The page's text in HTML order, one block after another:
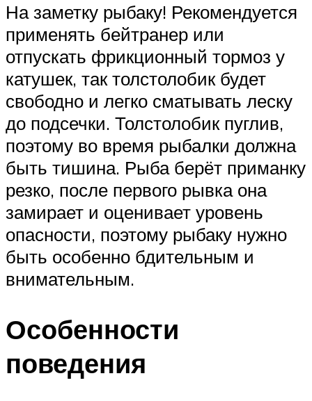
На заметку рыбаку! Рекомендуется
применять бейтранер или
отпускать фрикционный тормоз у
катушек, так толстолобик будет
свободно и легко сматывать леску
до подсечки. Толстолобик пуглив,
поэтому во время рыбалки должна
быть тишина. Рыба берёт приманку
резко, после первого рывка она
замирает и оценивает уровень
опасности, поэтому рыбаку нужно
быть особенно бдительным и
внимательным.
Особенности
поведения